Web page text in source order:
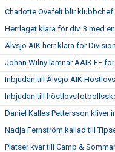
Charlotte Ovefelt blir klubbchef
Herrlaget klara för div. 3 med
Älvsjö AIK herr klara för
Johan Wilny lämnar ÄAIK FF
Inbjudan till Älvsjö AIK
Inbjudan till
Daniel Kalles Pettersson kliver
Nadja Fernström kallad till
Platser kvar till Camp &